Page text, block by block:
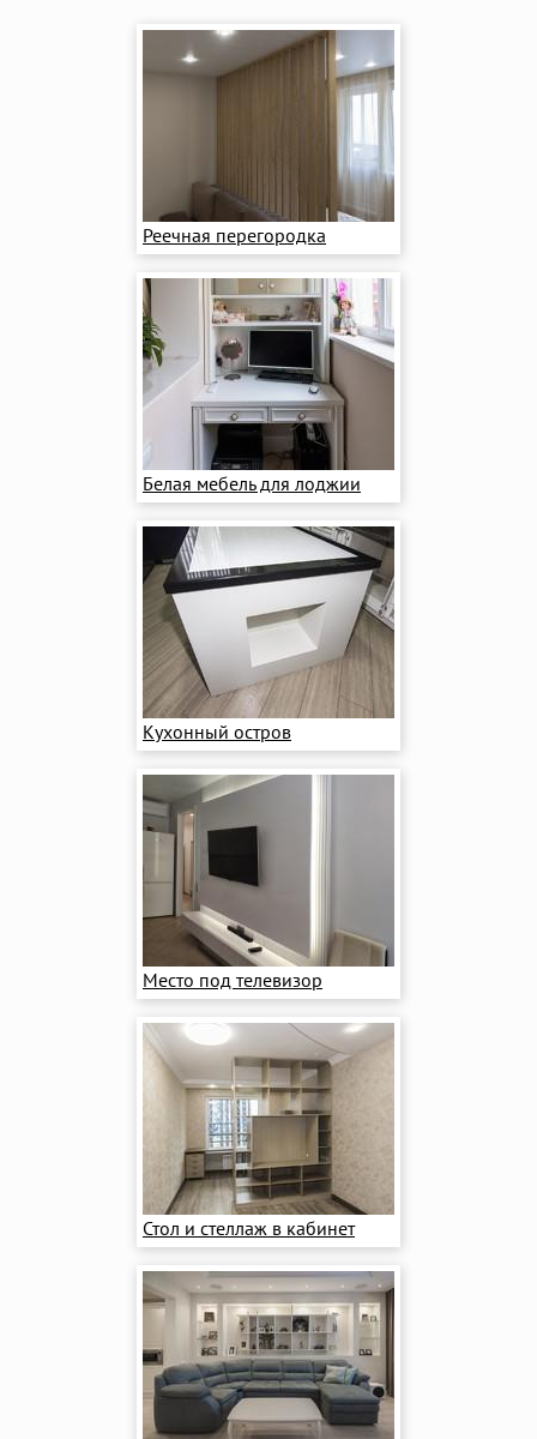
Реечная перегородка
Белая мебель для лоджии
Кухонный остров
Место под телевизор
Стол и стеллаж в кабинет